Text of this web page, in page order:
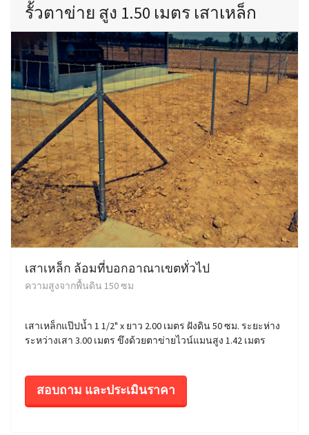
รั้วตาข่าย สูง 1.50 เมตร เสาเหล็ก
เสาเหล็ก ล้อมที่บอกอาณาเขตทั่วไป
ความสูงจากพื้นดิน 150 ซม
เสาเหล็กแป๊ปน้ำ 1 1/2" x ยาว 2.00 เมตร ฝังดิน 50 ซม. ระยะห่าง
ระหว่างเสา 3.00 เมตร ขึงด้วยตาข่ายไวน์แมนสูง 1.42 เมตร
สอบถาม และประเมินราคา